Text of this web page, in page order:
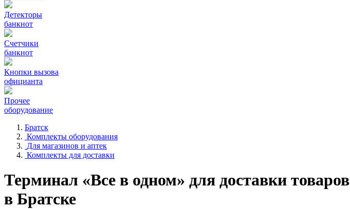
Детекторы
банкнот
Счетчики
банкнот
Кнопки вызова
официанта
Прочее
оборудование
Братск
Комплекты оборудования
Для магазинов и аптек
Комплекты для доставки
Терминал «Все в одном» для доставки товаров
в Братске